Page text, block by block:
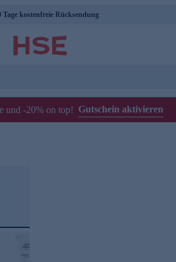
Tage kostenfreie Rücksendung
und -20% on top! Gutschein aktivieren